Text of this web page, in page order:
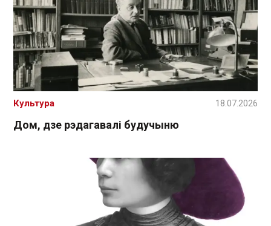
Дом, дзе рэдагавалі будучыню
Культура 18.07.2026